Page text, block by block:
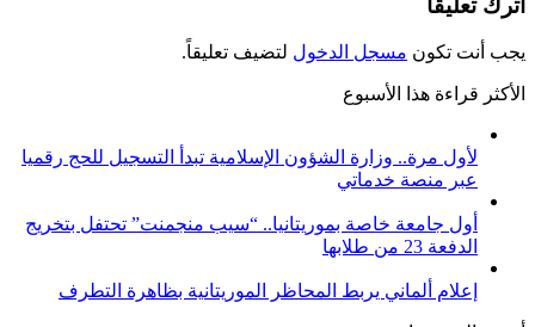
يجب أنت تكون مسجل الدخول لتضيف تعليقاً.
الأكثر قراءة هذا الأسبوع
لأول مرة.. وزارة الشؤون الإسلامية تبدأ التسجيل للحج رقميا
عبر منصة خدماتي
أول جامعة خاصة بموريتانيا.. “سيب منجمنت” تحتفل بتخريج
الدفعة 23 من طلابها
إعلام ألماني يربط المحاظر الموريتانية بظاهرة التطرف